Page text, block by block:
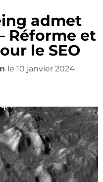
admet
Réforme et
le SEO
le 10 janvier 2024